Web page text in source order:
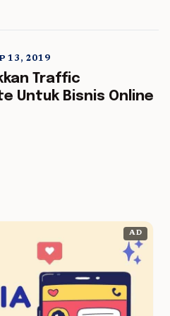
13, 2019
Traffic
Untuk Bisnis Online
AD